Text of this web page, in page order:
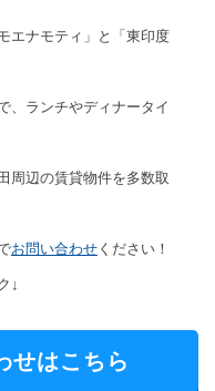
エナモティ」と「東印度
、ランチやディナータイ
周辺の賃貸物件を多数取
お問い合わせ ください！
↓
せはこちら